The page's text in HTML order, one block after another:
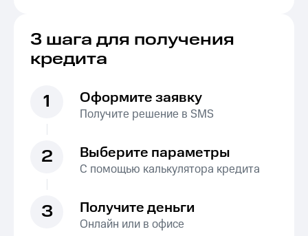
3 шага для получения
кредита
1
Оформите заявку
Получите решение в SMS
2
Выберите параметры
С помощью калькулятора кредита
3
Получите деньги
Онлайн или в офисе